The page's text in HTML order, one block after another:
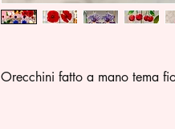
Orecchini fatto a mano tema